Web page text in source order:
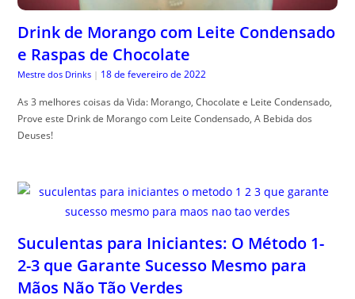
Drink de Morango com Leite Condensado
e Raspas de Chocolate
Mestre dos Drinks | 18 de fevereiro de 2022
As 3 melhores coisas da Vida: Morango, Chocolate e Leite Condensado,
Prove este Drink de Morango com Leite Condensado, A Bebida dos
Deuses!
Suculentas para Iniciantes: O Método 1-
2-3 que Garante Sucesso Mesmo para
Mãos Não Tão Verdes